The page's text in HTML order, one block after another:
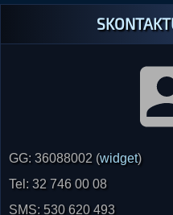
GG: 36088002 (widget)
Tel: 32 746 00 08
SMS: 530 620 493